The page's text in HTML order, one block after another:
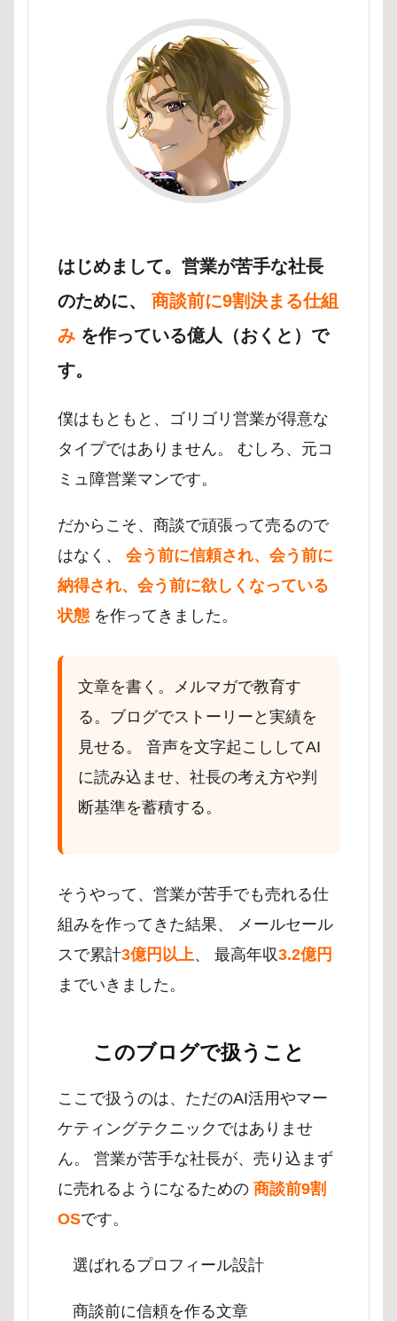
はじめまして。営業が苦手な社長
のために、 商談前に9割決まる仕組
み を作っている億人（おくと）で
す。
僕はもともと、ゴリゴリ営業が得意な
タイプではありません。 むしろ、元コ
ミュ障営業マンです。
だからこそ、商談で頑張って売るので
はなく、 会う前に信頼され、会う前に
納得され、会う前に欲しくなっている
状態 を作ってきました。
文章を書く。メルマガで教育す
る。ブログでストーリーと実績を
見せる。 音声を文字起こししてAI
に読み込ませ、社長の考え方や判
断基準を蓄積する。
そうやって、営業が苦手でも売れる仕
組みを作ってきた結果、 メールセール
スで累計3億円以上、 最高年収3.2億円
までいきました。
このブログで扱うこと
ここで扱うのは、ただのAI活用やマー
ケティングテクニックではありませ
ん。 営業が苦手な社長が、売り込まず
に売れるようになるための 商談前9割
OSです。
選ばれるプロフィール設計
商談前に信頼を作る文章